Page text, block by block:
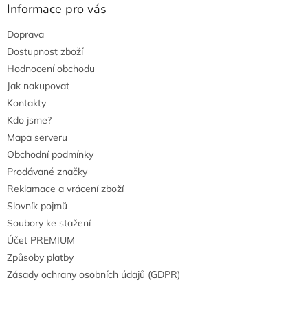
Informace pro vás
Doprava
Dostupnost zboží
Hodnocení obchodu
Jak nakupovat
Kontakty
Kdo jsme?
Mapa serveru
Obchodní podmínky
Prodávané značky
Reklamace a vrácení zboží
Slovník pojmů
Soubory ke stažení
Účet PREMIUM
Způsoby platby
Zásady ochrany osobních údajů (GDPR)